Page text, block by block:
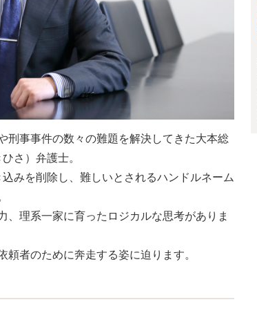
刑事事件の数々の難題を解決してきた大本総
さ）弁護士。
みを削除し、難しいとされるハンドルネーム
、理系一家に育ったロジカルな思考がありま
者のために奔走する姿に迫ります。